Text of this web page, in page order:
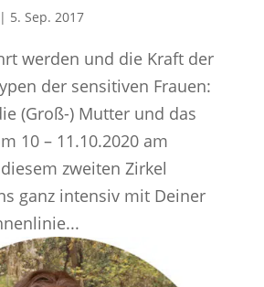
| 5. Sep. 2017
werden und die Kraft der
der sensitiven Frauen:
(Groß-) Mutter und das
10 – 11.10.2020 am
zweiten Zirkel
ganz intensiv mit Deiner